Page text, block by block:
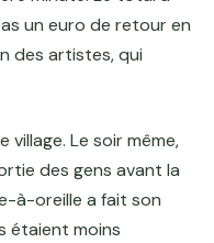
un euro de retour en
des artistes, qui
Le soir même,
des gens avant la
à-oreille a fait son
étaient moins